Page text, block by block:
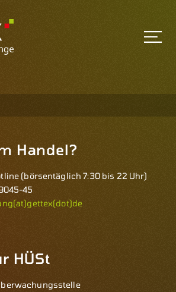
Handel?
(börsentäglich 7:30 bis 22 Uhr)
45
HÜSt